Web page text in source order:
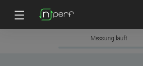
Messung läuft